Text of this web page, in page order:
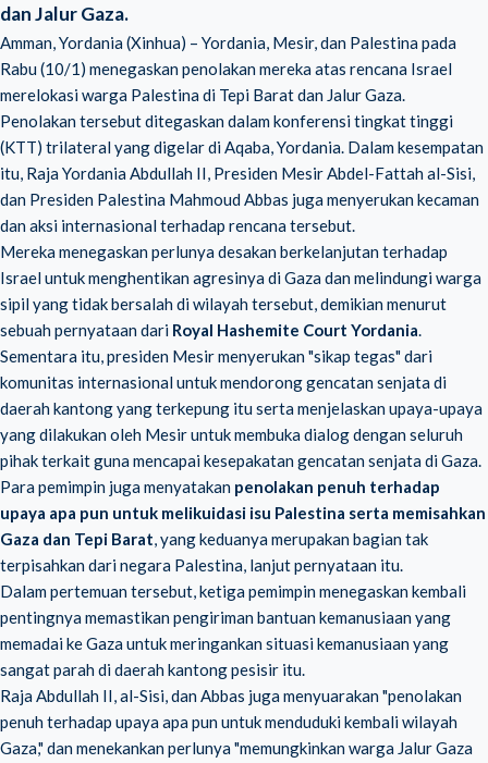
dan Jalur Gaza.
Amman, Yordania (Xinhua) – Yordania, Mesir, dan Palestina pada
Rabu (10/1) menegaskan penolakan mereka atas rencana Israel
merelokasi warga Palestina di Tepi Barat dan Jalur Gaza.
Penolakan tersebut ditegaskan dalam konferensi tingkat tinggi
(KTT) trilateral yang digelar di Aqaba, Yordania. Dalam kesempatan
itu, Raja Yordania Abdullah II, Presiden Mesir Abdel-Fattah al-Sisi,
dan Presiden Palestina Mahmoud Abbas juga menyerukan kecaman
dan aksi internasional terhadap rencana tersebut.
Mereka menegaskan perlunya desakan berkelanjutan terhadap
Israel untuk menghentikan agresinya di Gaza dan melindungi warga
sipil yang tidak bersalah di wilayah tersebut, demikian menurut
sebuah pernyataan dari Royal Hashemite Court Yordania.
Sementara itu, presiden Mesir menyerukan "sikap tegas" dari
komunitas internasional untuk mendorong gencatan senjata di
daerah kantong yang terkepung itu serta menjelaskan upaya-upaya
yang dilakukan oleh Mesir untuk membuka dialog dengan seluruh
pihak terkait guna mencapai kesepakatan gencatan senjata di Gaza.
Para pemimpin juga menyatakan penolakan penuh terhadap
upaya apa pun untuk melikuidasi isu Palestina serta memisahkan
Gaza dan Tepi Barat, yang keduanya merupakan bagian tak
terpisahkan dari negara Palestina, lanjut pernyataan itu.
Dalam pertemuan tersebut, ketiga pemimpin menegaskan kembali
pentingnya memastikan pengiriman bantuan kemanusiaan yang
memadai ke Gaza untuk meringankan situasi kemanusiaan yang
sangat parah di daerah kantong pesisir itu.
Raja Abdullah II, al-Sisi, dan Abbas juga menyuarakan "penolakan
penuh terhadap upaya apa pun untuk menduduki kembali wilayah
Gaza," dan menekankan perlunya "memungkinkan warga Jalur Gaza